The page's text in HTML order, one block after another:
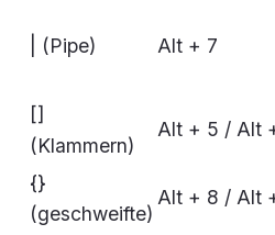
| (Pipe) Alt + 7
[]
(Klammern)
Alt + 5 / Alt
{}
(geschweifte)
Alt + 8 / Alt